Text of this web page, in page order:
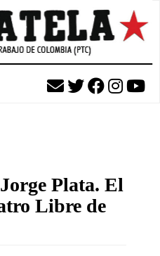
Plata. El
Libre de